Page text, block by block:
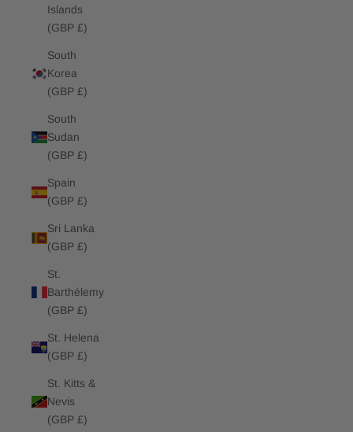
Islands
(GBP £)
South
Korea
(GBP £)
South
Sudan
(GBP £)
Spain
(GBP £)
Sri Lanka
(GBP £)
St.
Barthélemy
(GBP £)
St. Helena
(GBP £)
St. Kitts &
Nevis
(GBP £)